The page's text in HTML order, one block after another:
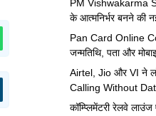
PM Vishwakarma
के आत्मनिर्भर बनने की
Pan Card Online
जन्मतिथि, पता और
Airtel, Jio और VI ने
Calling Without
कॉम्प्लिमेंटरी रेलवे